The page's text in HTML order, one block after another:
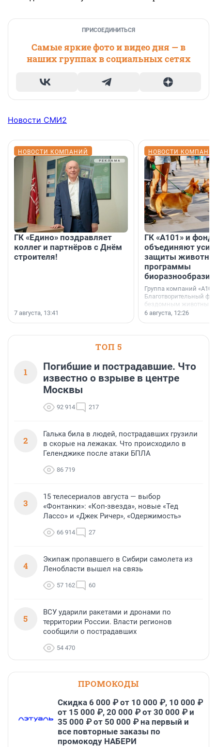
ПРИСОЕДИНИТЬСЯ
Самые яркие фото и видео дня — в
наших группах в социальных сетях
Новости СМИ2
НОВОСТИ КОМПАНИЙ
ГК «Едино» поздравляет
коллег и партнёров с Днём
строителя!
7 августа, 13:41
НОВОСТИ
ГК «А101» и фонд
объединяют
защиты
программы
биоразнообразия
Группа компаний
Благотворительный
бездомным животным
заключили соглашение
6 августа, 12:26
ТОП 5
1
Погибшие и пострадавшие. Что
известно о взрыве в центре
Москвы
92 914 217
2
Галька била в людей, пострадавших грузили
в скорые на лежаках. Что происходило в
Геленджике после атаки БПЛА
86 719
3
15 телесериалов августа — выбор
«Фонтанки»: «Коп-звезда», новые «Тед
Лассо» и «Джек Ричер», «Одержимость»
66 914 27
4
Экипаж пропавшего в Сибири самолета из
Ленобласти вышел на связь
57 162 60
5
ВСУ ударили ракетами и дронами по
территории России. Власти регионов
сообщили о пострадавших
54 470
ПРОМОКОДЫ
Скидка 6 000 ₽ от 10 000 ₽, 10 000 ₽
от 15 000 ₽, 20 000 ₽ от 30 000 ₽ и
35 000 ₽ от 50 000 ₽ на первый и
все повторные заказы по
промокоду НАБЕРИ